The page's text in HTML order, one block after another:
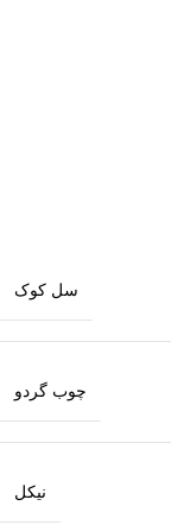
سل کوک
چوب گردو
نیکل